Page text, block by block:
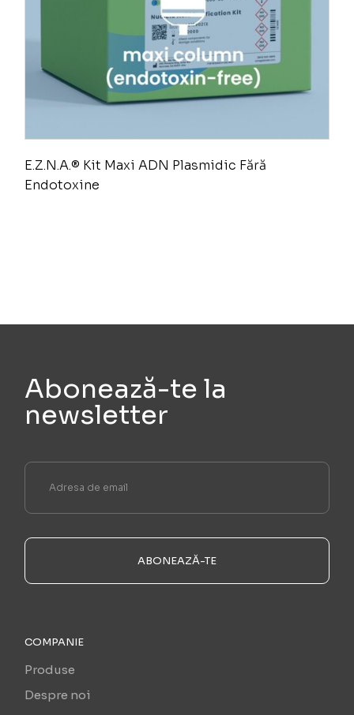
E.Z.N.A.® Kit Maxi ADN Plasmidic Fără
Endotoxine
Abonează-te la
newsletter
ABONEAZĂ-TE
COMPANIE
Produse
Despre noi